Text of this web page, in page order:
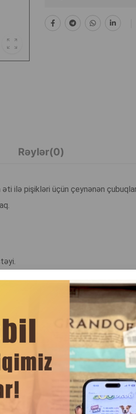
Rəylər(0)
ilə pişikləri üçün çeynənən
DAHA ÇOX OXU